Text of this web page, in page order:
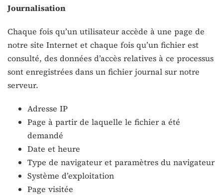
Journalisation
Chaque fois qu’un utilisateur accède à une page de
notre site Internet et chaque fois qu’un fichier est
consulté, des données d’accès relatives à ce processus
sont enregistrées dans un fichier journal sur notre
serveur.
Adresse IP
Page à partir de laquelle le fichier a été
demandé
Date et heure
Type de navigateur et paramètres du navigateur
Système d’exploitation
Page visitée